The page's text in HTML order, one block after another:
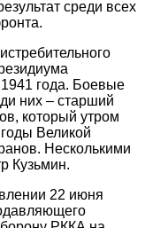
среди всех
года. Боевые
них – старший
который утром
Великой
Несколькими
Кузьмин.
22 июня